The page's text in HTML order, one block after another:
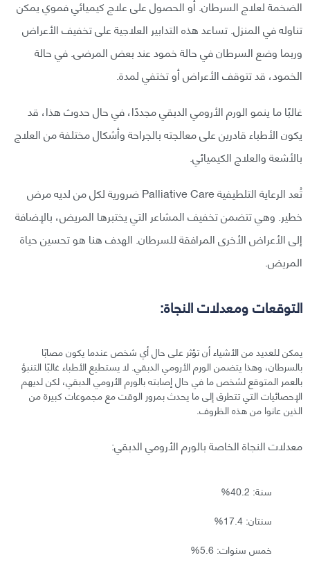
الضخمة لعلاج السرطان. أو الحصول على علاج كيميائي فموي يمكن
تناوله في المنزل. تساعد هذه التدابير العلاجية على تخفيف الأعراض
وربما وضع السرطان في حالة خمود عند بعض المرضى. في حالة
الخمود، قد تتوقف الأعراض أو تختفي لمدة.
غالبًا ما ينمو الورم الأرومي الدبقي مجددًا، في حال حدوث هذا، قد
يكون الأطباء قادرين على معالجته بالجراحة وأشكال مختلفة من العلاج
بالأشعة والعلاج الكيميائي.
تُعد الرعاية التلطيفية Palliative Care ضرورية لكل من لديه مرض
خطير. وهي تتضمن تخفيف المشاعر التي يختبرها المريض، بالإضافة
إلى الأعراض الأخرى المرافقة للسرطان. الهدف هنا هو تحسين حياة
المريض.
التوقعات ومعدلات النجاة:
يمكن للعديد من الأشياء أن تؤثر على حال أي شخص عندما يكون مصابًا
بالسرطان، وهذا يتضمن الورم الأرومي الدبقي. لا يستطيع الأطباء غالبًا التنبؤ
بالعمر المتوقع لشخص ما في حال إصابته بالورم الأرومي الدبقي، لكن لديهم
الإحصائيات التي تتطرق إلى ما يحدث بمرور الوقت مع مجموعات كبيرة من
الذين عانوا من هذه الظروف.
معدلات النجاة الخاصة بالورم الأرومي الدبقي:
سنة: 40.2%
سنتان: 17.4%
خمس سنوات: 5.6%